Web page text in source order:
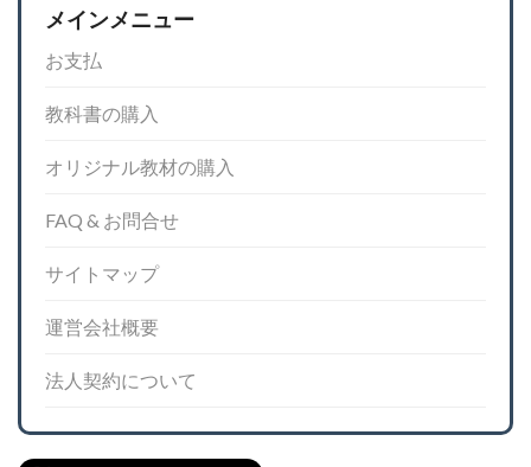
メインメニュー
お支払
教科書の購入
オリジナル教材の購入
FAQ & お問合せ
サイトマップ
運営会社概要
法人契約について